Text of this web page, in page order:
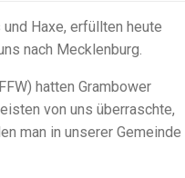
Haxe, erfüllten heute
nach Mecklenburg.
hatten Grambower
von uns überraschte,
man in unserer Gemeinde